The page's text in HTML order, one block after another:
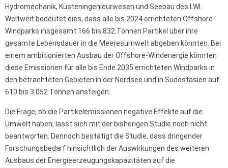
Hydromechanik, Küsteningenieurwesen und Seebau des LWI.
Weltweit bedeutet dies, dass alle bis 2024 errichteten Offshore-
Windparks insgesamt 166 bis 832 Tonnen Partikel über ihre
gesamte Lebensdauer in die Meeresumwelt abgeben könnten. Bei
einem ambitionierten Ausbau der Offshore-Windenergie könnten
diese Emissionen für alle bis Ende 2035 errichteten Windparks in
den betrachteten Gebieten in der Nordsee und in Südostasien auf
610 bis 3.052 Tonnen ansteigen.
Die Frage, ob die Partikelemissionen negative Effekte auf die
Umwelt haben, lässt sich mit der bisherigen Studie noch nicht
beantworten. Dennoch bestätigt die Studie, dass dringender
Forschungsbedarf hinsichtlich der Auswirkungen des weiteren
Ausbaus der Energieerzeugungskapazitäten auf die